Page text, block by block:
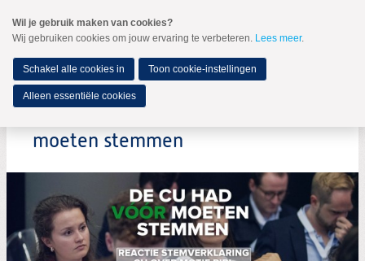
naar
Spring
de
inhoud
Spring
naar
MENU
moeten stemmen
Wil je gebruik maken van cookies?
Wij gebruiken cookies om jouw ervaring te verbeteren. Lees meer.
Schakel alle cookies in Toon cookie-instellingen
Alleen essentiële cookies